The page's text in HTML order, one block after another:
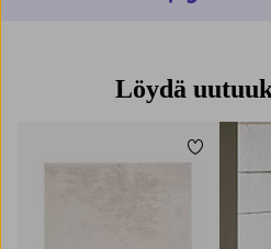
Löydä
Lisää
100120